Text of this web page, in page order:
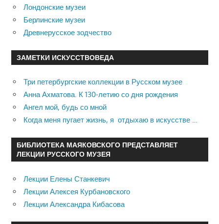
Лондонские музеи
Берлинские музеи
Древнерусское зодчество
ЗАМЕТКИ ИСКУССТВОВЕДА
Три петербургские коллекции в Русском музее
Анна Ахматова. К 130-летию со дня рождения
Ангел мой, будь со мной
Когда меня пугает жизнь, я отдыхаю в искусстве …
БИБЛИОТЕКА МАЯКОВСКОГО ПРЕДСТАВЛЯЕТ
ЛЕКЦИИ РУССКОГО МУЗЕЯ
Лекции Елены Станкевич
Лекции Алексея Курбановского
Лекции Александра Кибасова